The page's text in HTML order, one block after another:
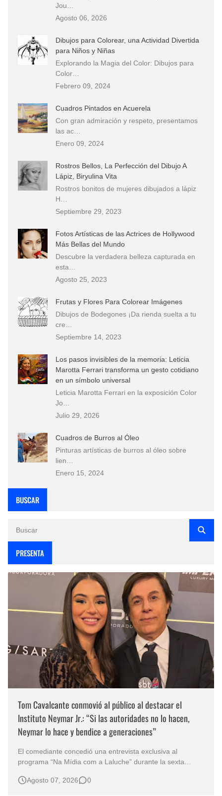
Jou…
Agosto 06, 2026
Dibujos para Colorear, una Actividad Divertida
para Niños y Niñas
Explorando la Magia del Color: Dibujos para
Color…
Febrero 09, 2024
Cuadros Pintados en Acuerela
Con gran admiración y respeto, presentamos
las ac…
Enero 09, 2024
Rostros Bellos, La Perfección del Dibujo A
Lápiz, Biryulina Vita
Rostros bonitos de mujeres dibujados a lápiz
H…
Septiembre 29, 2023
Fotos Artísticas de las Actrices de Hollywood
Más Bellas del Mundo
Descubre la verdadera belleza capturada en
esta…
Agosto 25, 2023
Frutas y Flores Para Colorear Imágenes
Dibujos de Bodegones ¡Da rienda suelta a tu
cre…
Septiembre 14, 2023
Los pasos invisibles de la memoria: Leticia
Marotta Ferrari transforma un gesto cotidiano
en un símbolo universal
Leticia Marotta Ferrari en la exposición Color
Jo…
Julio 29, 2026
Cuadros de Burros al Óleo
Pinturas artísticas de burros al óleo sobre
lien…
Enero 15, 2024
BUSCAR
PRESENTA
Tom Cavalcante conmovió al público al destacar el
Instituto Neymar Jr.: “Si las autoridades no lo hacen,
Neymar lo hace y bendice a generaciones”
El comediante concedió una entrevista exclusiva al
programa “Na Mídia com a Laluche” durante la sexta
eventos benéficos más importantes de Brasil. En medio del
Agosto 07, 2026 0